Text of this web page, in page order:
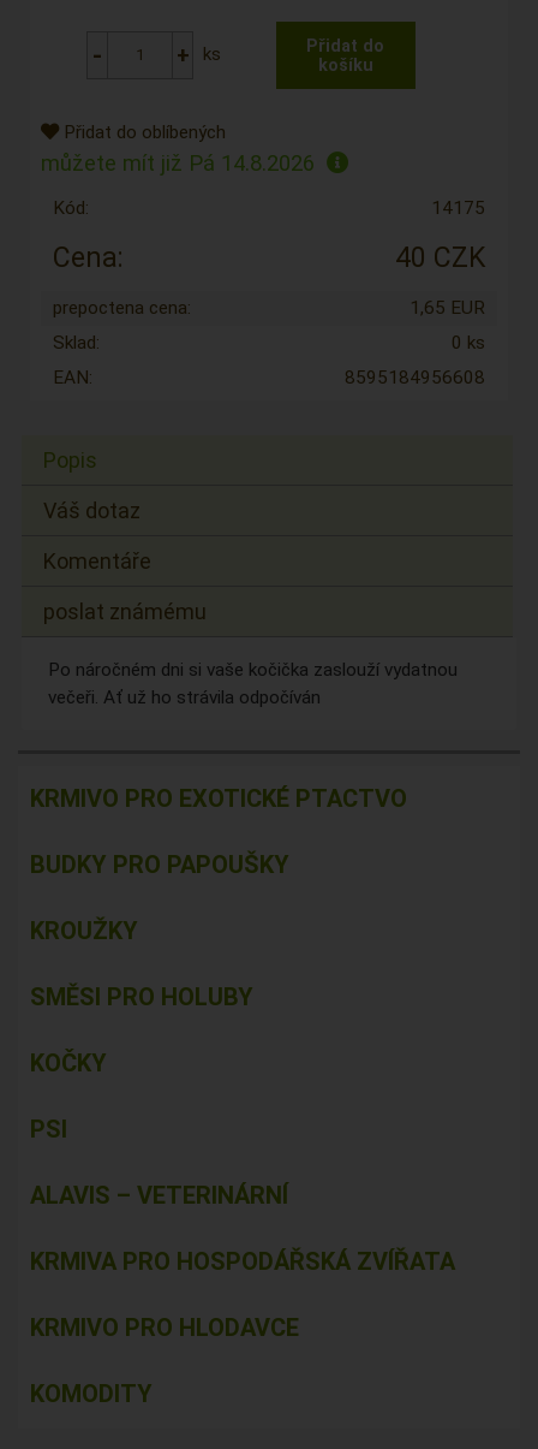
ks
Přidat do oblíbených
můžete mít již Pá 14.8.2026
Kód: 14175
Cena: 40 CZK
prepoctena cena:
1,65 EUR
Sklad:
0 ks
EAN:
8595184956608
Popis
Váš dotaz
Komentáře
poslat známému
Po náročném dni si vaše kočička zaslouží vydatnou
večeři. Ať už ho strávila odpočíván
KRMIVO PRO EXOTICKÉ PTACTVO
BUDKY PRO PAPOUŠKY
KROUŽKY
SMĚSI PRO HOLUBY
KOČKY
PSI
ALAVIS – VETERINÁRNÍ
KRMIVA PRO HOSPODÁŘSKÁ ZVÍŘATA
KRMIVO PRO HLODAVCE
KOMODITY